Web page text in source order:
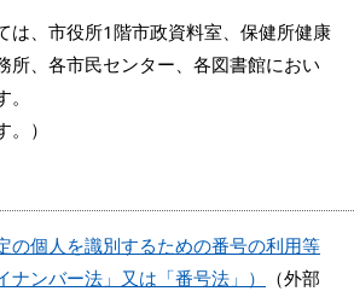
は、市役所1階市政資料室、保健所健康
所、各市民センター、各図書館におい
。）
の個人を識別するための番号の利用等
ナンバー法」又は「番号法」）
（外部